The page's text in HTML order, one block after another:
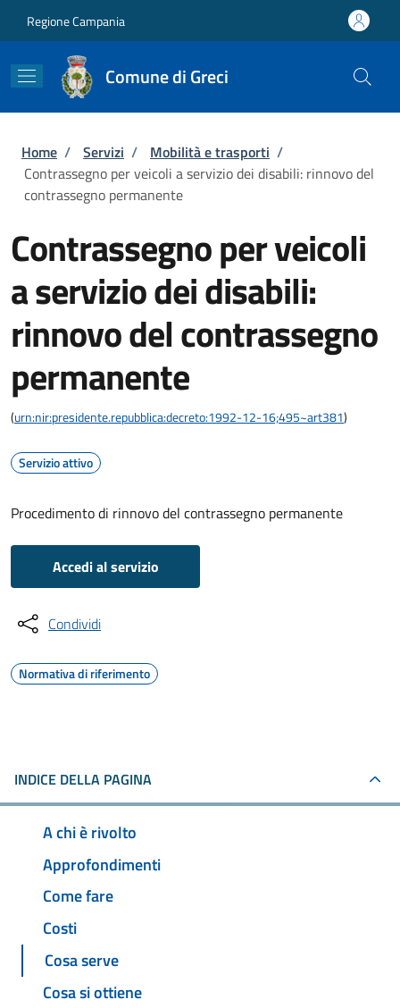
Regione Campania
Comune di Greci
Briciole di pane
Home / Servizi / Mobilità e trasporti /
Contrassegno per veicoli a servizio dei disabili: rinnovo del
contrassegno permanente
Contrassegno per veicoli
a servizio dei disabili:
rinnovo del contrassegno
permanente
(urn:nir:presidente.repubblica:decreto:1992-12-16;495~art381)
Servizio attivo
Procedimento di rinnovo del contrassegno permanente
Accedi al servizio
Condividi
Normativa di riferimento
INDICE DELLA PAGINA
A chi è rivolto
Approfondimenti
Come fare
Costi
Cosa serve
Cosa si ottiene